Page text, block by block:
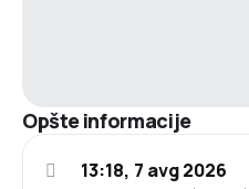
Opšte informacije
13:18, 7 avg 2026